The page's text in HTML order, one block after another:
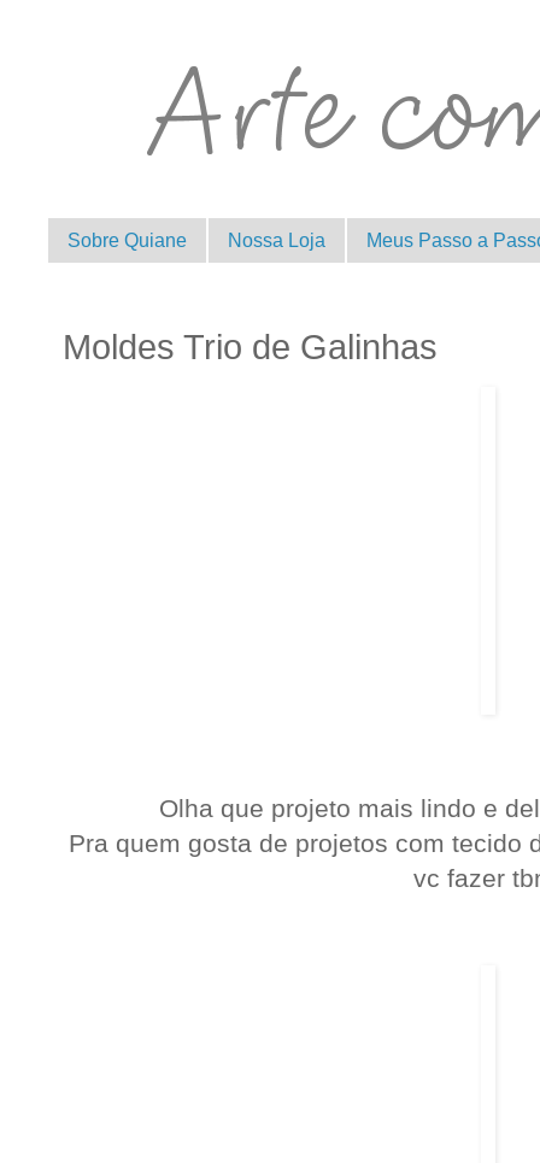
Sobre Quiane Nossa Loja Meus Passo a
Moldes Trio de Galinhas
Olha que projeto mais lindo e
Pra quem gosta de projetos com tecido
vc fazer